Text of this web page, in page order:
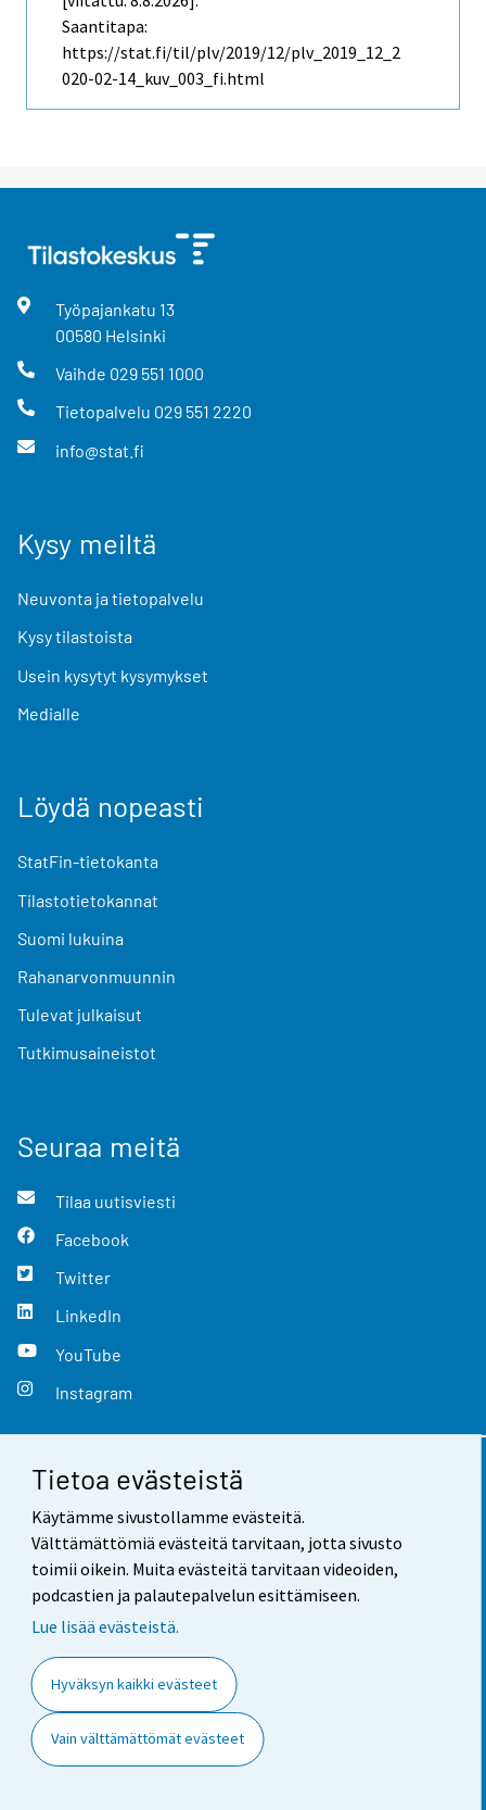
Tietoa evästeistä
Käytämme sivustollamme evästeitä.
Välttämättömiä evästeitä tarvitaan, jotta sivusto
toimii oikein. Muita evästeitä tarvitaan videoiden,
podcastien ja palautepalvelun esittämiseen.
Lue lisää evästeistä.
Hyväksyn kaikki evästeet
Vain välttämättömät evästeet
Saantitapa:
https://stat.fi/til/plv/2019/12/plv_2019_12_2
020-02-14_kuv_003_fi.html
Työpajankatu 13
00580 Helsinki
Vaihde 029 551 1000
Tietopalvelu 029 551 2220
info@stat.fi
Kysy meiltä
Neuvonta ja tietopalvelu
Kysy tilastoista
Usein kysytyt kysymykset
Medialle
Löydä nopeasti
StatFin-tietokanta
Tilastotietokannat
Suomi lukuina
Rahanarvonmuunnin
Tulevat julkaisut
Tutkimusaineistot
Seuraa meitä
Tilaa uutisviesti
Facebook
Twitter
LinkedIn
YouTube
Instagram
Yhteystiedot
Palaute
Käyttöehdot
Saavutettavuus
Tietoa sivustosta
Evästeasetukset